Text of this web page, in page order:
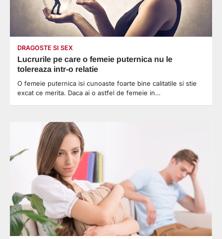
DRAGOSTE SI SEX
Lucrurile pe care o femeie puternica nu le
tolereaza intr-o relatie
O femeie puternica isi cunoaste foarte bine calitatile si stie
excat ce merita. Daca ai o astfel de femeie in…